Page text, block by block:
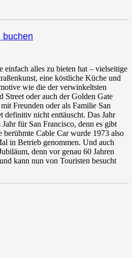
buchen
einfach alles zu bieten hat – vielseitige
eine köstliche Küche und
wie die der verwinkeltsten
Street oder auch der Golden Gate
Freunden oder als Familie San
definitiv nicht enttäuscht. Das Jahr
für San Francisco, denn es gibt
Cable Car wurde 1973 also
in Betrieb genommen. Und auch
denn vor genau 60 Jahren
kann nun von Touristen besucht